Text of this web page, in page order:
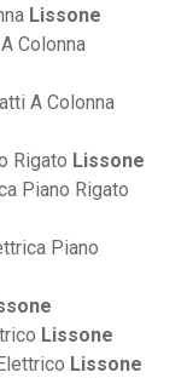
Lissone
Colonna
A Colonna
Rigato Lissone
Piano Rigato
Piano
Lissone
Lissone